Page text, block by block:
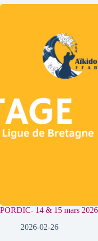
PORDIC- 14 & 15 mars
2026-02-26